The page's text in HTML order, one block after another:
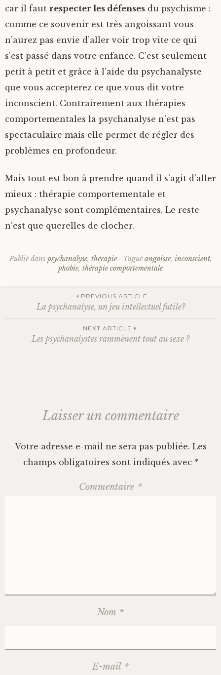
car il faut respecter les défenses du psychisme :
comme ce souvenir est très angoissant vous
n’aurez pas envie d’aller voir trop vite ce qui
s’est passé dans votre enfance. C’est seulement
petit à petit et grâce à l’aide du psychanalyste
que vous accepterez ce que vous dit votre
inconscient. Contrairement aux thérapies
comportementales la psychanalyse n’est pas
spectaculaire mais elle permet de régler des
problèmes en profondeur.
Mais tout est bon à prendre quand il s’agit d’aller
mieux : thérapie comportementale et
psychanalyse sont complémentaires. Le reste
n’est que querelles de clocher.
Publié dans psychanalyse, thérapie Taguéangoisse, inconscient,
phobie, thérapie comportementale
Navigation
des
PREVIOUS ARTICLE
La psychanalyse, un jeu intellectuel futile?
NEXT ARTICLE
Les psychanalystes rammènent tout au sexe ?
Laisser un commentaire
Votre adresse e-mail ne sera pas publiée. Les
champs obligatoires sont indiqués avec *
Commentaire *
Nom *
E-mail *